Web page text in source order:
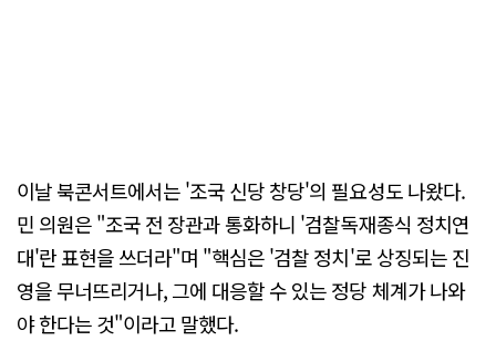
이날 북콘서트에서는 '조국 신당 창당'의 필요성도 나왔다.
민 의원은 "조국 전 장관과 통화하니 '검찰독재종식 정치연
대'란 표현을 쓰더라"며 "핵심은 '검찰 정치'로 상징되는 진
영을 무너뜨리거나, 그에 대응할 수 있는 정당 체계가 나와
야 한다는 것"이라고 말했다.